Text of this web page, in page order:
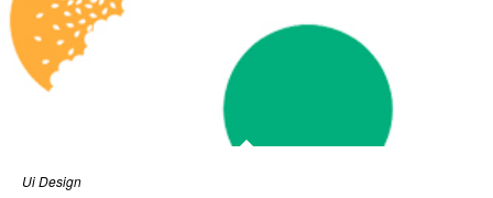
Ui Design